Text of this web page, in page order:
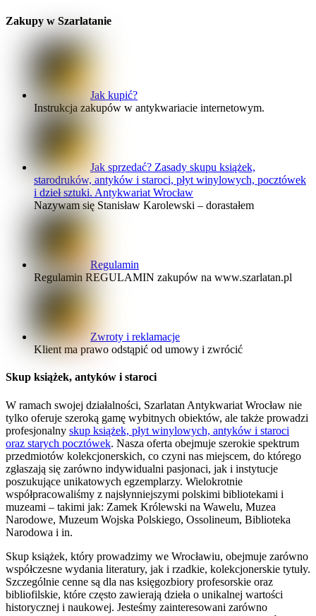
Zakupy w Szarlatanie
Jak kupić?
Instrukcja zakupów w antykwariacie internetowym.
Jak sprzedać? Zasady skupu książek,
starodruków, antyków i staroci, płyt winylowych, pocztówek
i dzieł sztuki. Antykwariat Wrocław
Nazywam się Stanisław Karolewski – dorastałem
Regulamin
Regulamin REGULAMIN zakupów na www.szarlatan.pl
Zwroty i reklamacje
Klient ma prawo odstąpić od umowy i zwrócić
Skup książek, antyków i staroci
W ramach swojej działalności, Szarlatan Antykwariat Wrocław nie
tylko oferuje szeroką gamę wybitnych obiektów, ale także prowadzi
profesjonalny skup książek, płyt winylowych, antyków i staroci
oraz starych pocztówek. Nasza oferta obejmuje szerokie spektrum
przedmiotów kolekcjonerskich, co czyni nas miejscem, do którego
zgłaszają się zarówno indywidualni pasjonaci, jak i instytucje
poszukujące unikatowych egzemplarzy. Wielokrotnie
współpracowaliśmy z najsłynniejszymi polskimi bibliotekami i
muzeami – takimi jak: Zamek Królewski na Wawelu, Muzea
Narodowe, Muzeum Wojska Polskiego, Ossolineum, Biblioteka
Narodowa i in.
Skup książek, który prowadzimy we Wrocławiu, obejmuje zarówno
współczesne wydania literatury, jak i rzadkie, kolekcjonerskie tytuły.
Szczególnie cenne są dla nas księgozbiory profesorskie oraz
bibliofilskie, które często zawierają dzieła o unikalnej wartości
historycznej i naukowej. Jesteśmy zainteresowani zarówno